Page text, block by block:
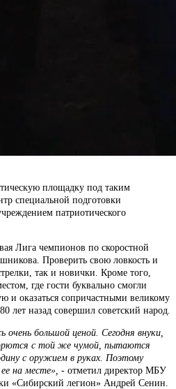
площадку под таким
специальной подготовки
патриотического
Лига чемпионов по скоростной
Проверить свою ловкость и
так и новички. Кроме того,
где гости буквально смогли
и оказаться сопричастными великому
лет назад совершил советский народ.
очень большой ценой. Сегодня внуки,
с той же чумой, пытаются
с оружием в руках. Поэтому
на месте», - отметил директор МБУ
«Сибирский легион» Андрей Сенин.